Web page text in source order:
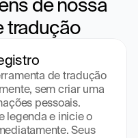
de nossa
tradução
de tradução
sem criar uma
pessoais.
legenda e inicie o
Seus